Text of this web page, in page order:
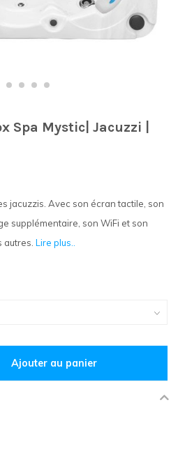
Spa Mystic| Jacuzzi |
jacuzzis. Avec son écran tactile, son
supplémentaire, son WiFi et son
autres. Lire plus..
Ajouter au panier